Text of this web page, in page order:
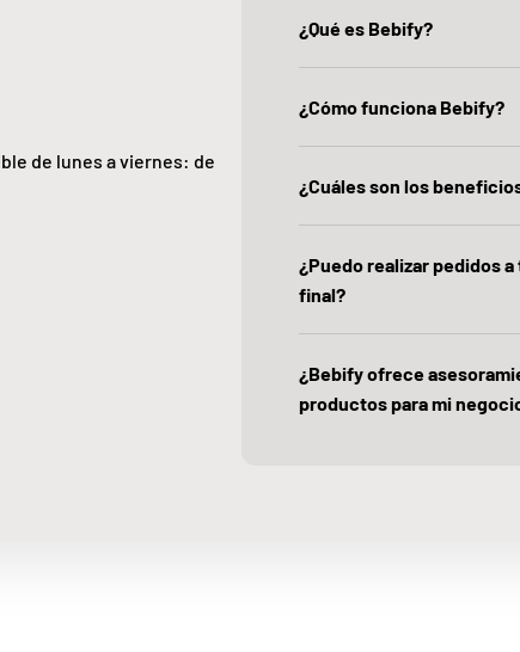
de lunes a viernes: de
¿Qué es Bebify?
¿Cómo funciona Bebify?
¿Cuáles son los
¿Puedo realizar pedidos
final?
¿Bebify ofrece
productos para mi